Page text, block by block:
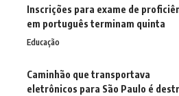
Inscrições para exame de
em português terminam quinta
Educação
Caminhão que transportava
eletrônicos para São Paulo é